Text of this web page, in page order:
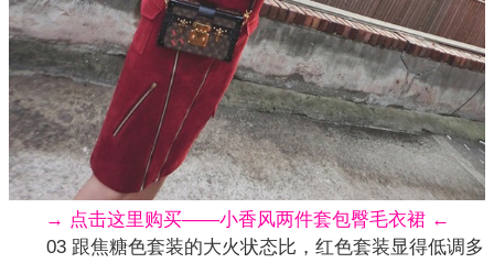
→ 点击这里购买——小香风两件套包臀毛衣裙 ←
03 跟焦糖色套装的大火状态比，红色套装显得低调多